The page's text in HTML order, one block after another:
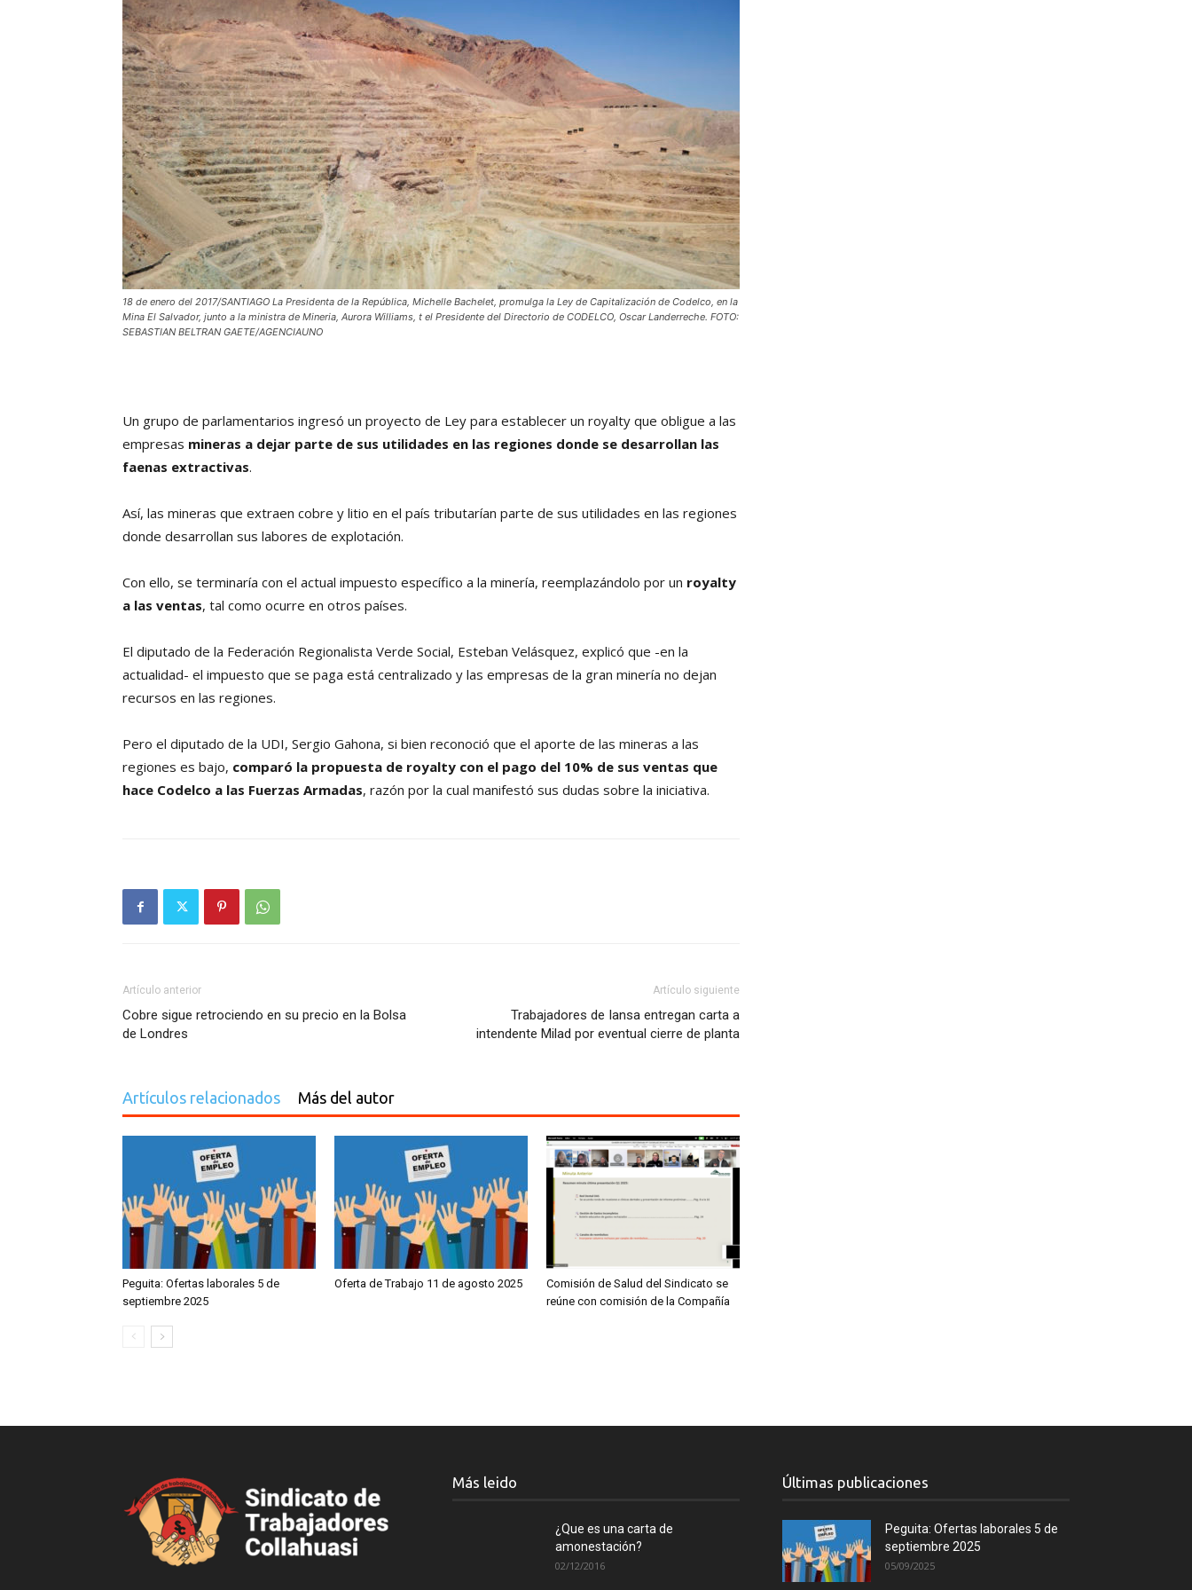
18 de enero del 2017/SANTIAGO La Presidenta de la República, Michelle Bachelet, promulga la Ley de Capitalización de Codelco, en la
Mina El Salvador, junto a la ministra de Mineria, Aurora Williams, t el Presidente del Directorio de CODELCO, Oscar Landerreche. FOTO:
SEBASTIAN BELTRAN GAETE/AGENCIAUNO
Un grupo de parlamentarios ingresó un proyecto de Ley para establecer un royalty que obligue a las
empresas mineras a dejar parte de sus utilidades en las regiones donde se desarrollan las
faenas extractivas.
Así, las mineras que extraen cobre y litio en el país tributarían parte de sus utilidades en las regiones
donde desarrollan sus labores de explotación.
Con ello, se terminaría con el actual impuesto específico a la minería, reemplazándolo por un royalty
a las ventas, tal como ocurre en otros países.
El diputado de la Federación Regionalista Verde Social, Esteban Velásquez, explicó que -en la
actualidad- el impuesto que se paga está centralizado y las empresas de la gran minería no dejan
recursos en las regiones.
Pero el diputado de la UDI, Sergio Gahona, si bien reconoció que el aporte de las mineras a las
regiones es bajo, comparó la propuesta de royalty con el pago del 10% de sus ventas que
hace Codelco a las Fuerzas Armadas, razón por la cual manifestó sus dudas sobre la iniciativa.
Artículo anterior
Cobre sigue retrociendo en su precio en la Bolsa
de Londres
Artículo siguiente
Trabajadores de Iansa entregan carta a
intendente Milad por eventual cierre de planta
Artículos relacionados Más del autor
Peguita: Ofertas laborales 5 de
septiembre 2025
Oferta de Trabajo 11 de agosto 2025
Comisión de Salud del Sindicato se
reúne con comisión de la Compañía
Más leido
¿Que es una carta de
amonestación?
02/12/2016
Últimas publicaciones
Peguita: Ofertas laborales 5 de
septiembre 2025
05/09/2025